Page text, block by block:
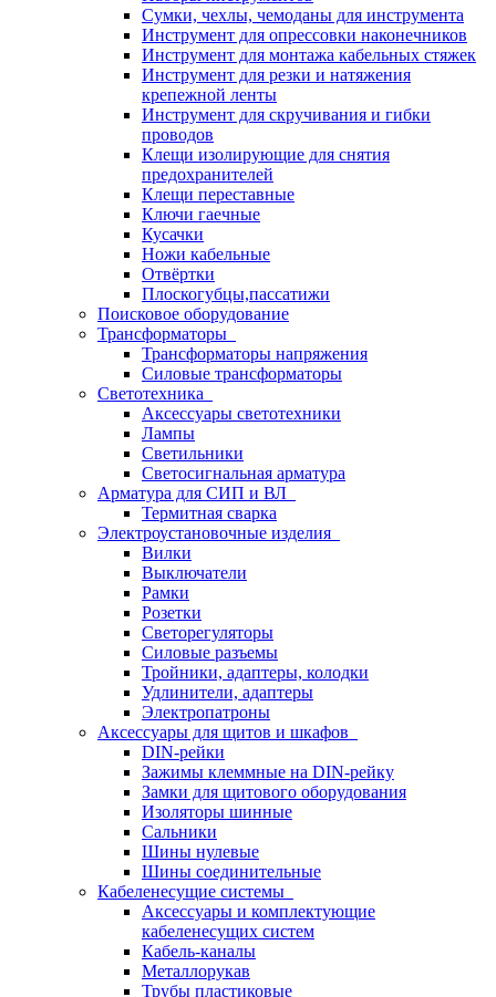
Сумки, чехлы, чемоданы для инструмента
Инструмент для опрессовки наконечников
Инструмент для монтажа кабельных стяжек
Инструмент для резки и натяжения
крепежной ленты
Инструмент для скручивания и гибки
проводов
Клещи изолирующие для снятия
предохранителей
Клещи переставные
Ключи гаечные
Кусачки
Ножи кабельные
Отвёртки
Плоскогубцы,пассатижи
Поисковое оборудование
Трансформаторы
Трансформаторы напряжения
Силовые трансформаторы
Светотехника
Аксессуары светотехники
Лампы
Светильники
Светосигнальная арматура
Арматура для СИП и ВЛ
Термитная сварка
Электроустановочные изделия
Вилки
Выключатели
Рамки
Розетки
Светорегуляторы
Силовые разъемы
Тройники, адаптеры, колодки
Удлинители, адаптеры
Электропатроны
Аксессуары для щитов и шкафов
DIN-рейки
Зажимы клеммные на DIN-рейку
Замки для щитового оборудования
Изоляторы шинные
Сальники
Шины нулевые
Шины соединительные
Кабеленесущие системы
Аксессуары и комплектующие
кабеленесущих систем
Кабель-каналы
Металлорукав
Трубы пластиковые